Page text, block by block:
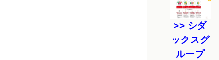
>> シダ
ックスグ
ループ